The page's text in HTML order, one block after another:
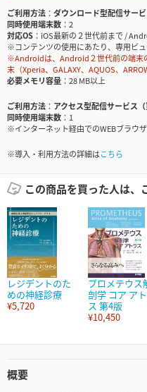
ご利用方法
ダウンロード型配信サービ
同時使用端末数
2
対応OS
iOS最新の２世代前まで /
※コンテンツの使用にあたり、専用ビ
※Androidは、Android２世代前の端末
末（Xperia、GALAXY、AQUOS、
必要メモリ容量
28 MB以上
ご利用方法
アクセス型配信サービス（
同時使用端末数
1
※インターネット経由でのWEBブラウ
※導入・利用方法の詳細はこちら
この商品を買った人は、
レジデントのた
めの神経診療
¥5,720
プロメテウス
剖学 コア ア
ス 第4版
¥10,450
概要